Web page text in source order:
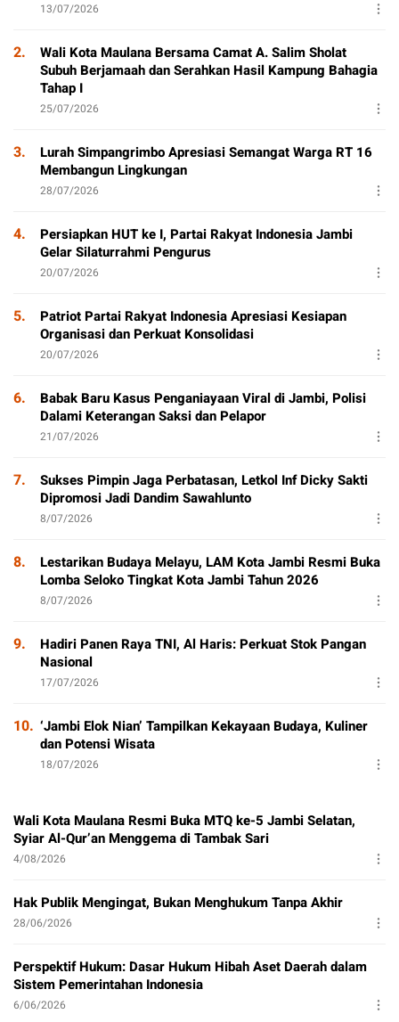
13/07/2026
2.
Wali Kota Maulana Bersama Camat A. Salim Sholat
Subuh Berjamaah dan Serahkan Hasil Kampung Bahagia
Tahap I
25/07/2026
3.
Lurah Simpangrimbo Apresiasi Semangat Warga RT 16
Membangun Lingkungan
28/07/2026
4.
Persiapkan HUT ke I, Partai Rakyat Indonesia Jambi
Gelar Silaturrahmi Pengurus
20/07/2026
5.
Patriot Partai Rakyat Indonesia Apresiasi Kesiapan
Organisasi dan Perkuat Konsolidasi
20/07/2026
6.
Babak Baru Kasus Penganiayaan Viral di Jambi, Polisi
Dalami Keterangan Saksi dan Pelapor
21/07/2026
7.
Sukses Pimpin Jaga Perbatasan, Letkol Inf Dicky Sakti
Dipromosi Jadi Dandim Sawahlunto
8/07/2026
8.
Lestarikan Budaya Melayu, LAM Kota Jambi Resmi Buka
Lomba Seloko Tingkat Kota Jambi Tahun 2026
8/07/2026
9.
Hadiri Panen Raya TNI, Al Haris: Perkuat Stok Pangan
Nasional
17/07/2026
10. ‘Jambi Elok Nian’ Tampilkan Kekayaan Budaya, Kuliner
dan Potensi Wisata
18/07/2026
Wali Kota Maulana Resmi Buka MTQ ke-5 Jambi Selatan,
Syiar Al-Qur’an Menggema di Tambak Sari
4/08/2026
Hak Publik Mengingat, Bukan Menghukum Tanpa Akhir
28/06/2026
Perspektif Hukum: Dasar Hukum Hibah Aset Daerah dalam
Sistem Pemerintahan Indonesia
6/06/2026